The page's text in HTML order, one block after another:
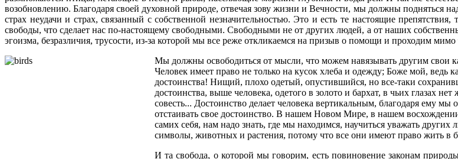
возобновлению. Благодаря своей духовной природе, отвечая зову жизни и Вечности, мы должны подняться
страх неудачи и страх, связанный с собственной незначительностью. Это и есть те настоящие
свободы, что сделает нас по-настоящему свободными. Свободными не от других людей, а от наших
эгоизма, безразличия, трусости, из-за которой мы все реже откликаемся на призыв о помощи и проходим мимо
Мы должны освободиться от мысли, что можем навязывать другим свои
Человек имеет право не только на кусок хлеба и одежду; Боже мой, ведь
достоинства! Нищий, плохо одетый, опустившийся, но все-таки
достоинства, выше человека, одетого в золото и бархат, в чьих глазах
совесть... Достоинство делает человека вертикальным, благодаря ему
отстаивать свое достоинство. В нашем Новом Мире, в нашем
самих себя, нам надо знать, где мы находимся, научиться уважать
символы, животных и растения, потому что все они имеют право жить в
И та свобода, о которой мы говорим, есть повиновение законам